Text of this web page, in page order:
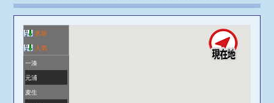
名前
人気
一湊
元浦
麦生